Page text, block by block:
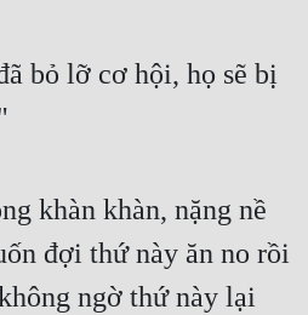
bỏ lỡ cơ hội, họ sẽ bị
khàn khàn, nặng nề
đợi thứ này ăn no rồi
ngờ thứ này lại